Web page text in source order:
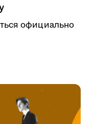
официально